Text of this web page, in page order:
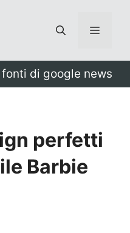
Menu
di google news
perfetti
Barbie